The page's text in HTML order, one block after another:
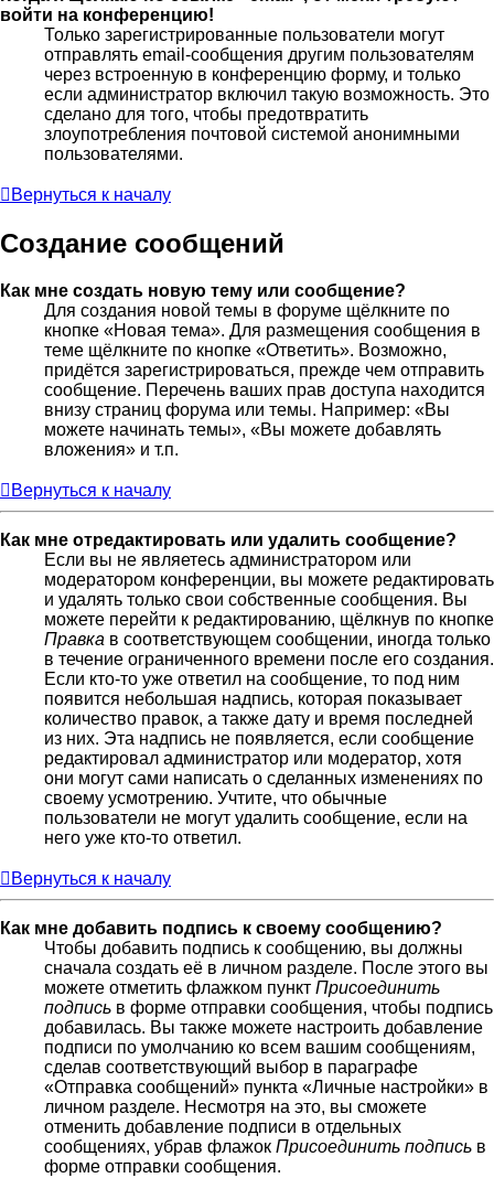
войти на конференцию!
Только зарегистрированные пользователи могут
отправлять email-сообщения другим пользователям
через встроенную в конференцию форму, и только
если администратор включил такую возможность. Это
сделано для того, чтобы предотвратить
злоупотребления почтовой системой анонимными
пользователями.
Вернуться к началу
Создание сообщений
Как мне создать новую тему или сообщение?
Для создания новой темы в форуме щёлкните по
кнопке «Новая тема». Для размещения сообщения в
теме щёлкните по кнопке «Ответить». Возможно,
придётся зарегистрироваться, прежде чем отправить
сообщение. Перечень ваших прав доступа находится
внизу страниц форума или темы. Например: «Вы
можете начинать темы», «Вы можете добавлять
вложения» и т.п.
Вернуться к началу
Как мне отредактировать или удалить сообщение?
Если вы не являетесь администратором или
модератором конференции, вы можете редактировать
и удалять только свои собственные сообщения. Вы
можете перейти к редактированию, щёлкнув по кнопке
Правка в соответствующем сообщении, иногда только
в течение ограниченного времени после его создания.
Если кто-то уже ответил на сообщение, то под ним
появится небольшая надпись, которая показывает
количество правок, а также дату и время последней
из них. Эта надпись не появляется, если сообщение
редактировал администратор или модератор, хотя
они могут сами написать о сделанных изменениях по
своему усмотрению. Учтите, что обычные
пользователи не могут удалить сообщение, если на
него уже кто-то ответил.
Вернуться к началу
Как мне добавить подпись к своему сообщению?
Чтобы добавить подпись к сообщению, вы должны
сначала создать её в личном разделе. После этого вы
можете отметить флажком пункт Присоединить
подпись в форме отправки сообщения, чтобы подпись
добавилась. Вы также можете настроить добавление
подписи по умолчанию ко всем вашим сообщениям,
сделав соответствующий выбор в параграфе
«Отправка сообщений» пункта «Личные настройки» в
личном разделе. Несмотря на это, вы сможете
отменить добавление подписи в отдельных
сообщениях, убрав флажок Присоединить подпись в
форме отправки сообщения.